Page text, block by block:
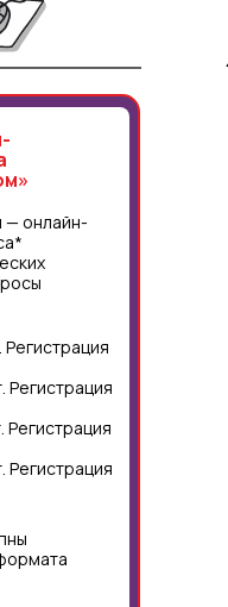
Регистрация
Регистрация
— онлайн-